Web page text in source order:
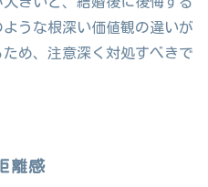
うな根深い価値観の違いが
め、注意深く対処すべきで
離感